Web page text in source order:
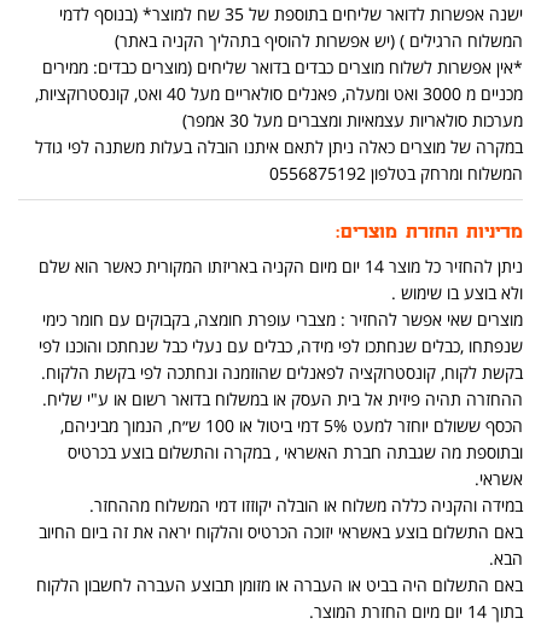
ישנה אפשרות לדואר שליחים בתוספת של 35 שח למוצר* (בנוסף לדמי
המשלוח הרגילים ) (יש אפשרות להוסיף בתהליך הקניה באתר)
*אין אפשרות לשלוח מוצרים כבדים בדואר שליחים (מוצרים כבדים: ממירים
מכניים מ 3000 ואט ומעלה, פאנלים סולאריים מעל 40 ואט, קונסטרוקציות,
מערכות סולאריות עצמאיות ומצברים מעל 30 אמפר)
במקרה של מוצרים כאלה ניתן לתאם איתנו הובלה בעלות משתנה לפי גודל
המשלוח ומרחק בטלפון 0556875192
מדיניות החזרת מוצרים:
ניתן להחזיר כל מוצר 14 יום מיום הקניה באריזתו המקורית כאשר הוא שלם
ולא בוצע בו שימוש .
מוצרים שאי אפשר להחזיר : מצברי עופרת חומצה, בקבוקים עם חומר כימי
שנפתחו ,כבלים שנחתכו לפי מידה, כבלים עם נעלי כבל שנחתכו והוכנו לפי
בקשת לקוח, קונסטרוקציה לפאנלים שהוזמנה ונחתכה לפי בקשת הלקוח.
ההחזרה תהיה פיזית אל בית העסק או במשלוח בדואר רשום או ע"י שליח.
הכסף ששולם יוחזר למעט 5% דמי ביטול או 100 ש״ח, הנמוך מביניהם,
ובתוספת מה שגבתה חברת האשראי , במקרה והתשלום בוצע בכרטיס
אשראי.
במידה והקניה כללה משלוח או הובלה יקוזזו דמי המשלוח מההחזר.
באם התשלום בוצע באשראי יזוכה הכרטיס והלקוח יראה את זה ביום החיוב
הבא.
באם התשלום היה בביט או העברה או מזומן תבוצע העברה לחשבון הלקוח
בתוך 14 יום מיום החזרת המוצר.